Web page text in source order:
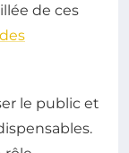
de ces
le public et